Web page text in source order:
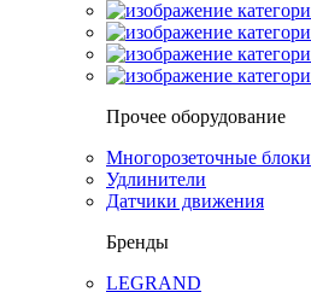
Прочее оборудование
Многорозеточные блоки
Удлинители
Датчики движения
Бренды
LEGRAND